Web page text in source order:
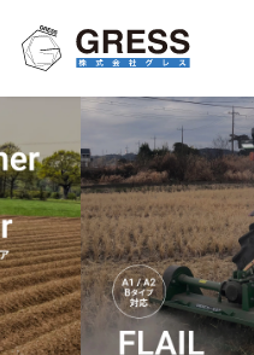
ホーム
当社について
取扱説明書
メンテナンスサービス
お知らせ